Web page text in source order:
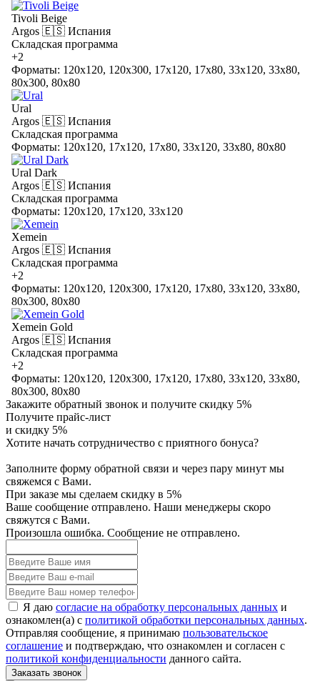
Tivoli Beige
Argos 🇪🇸 Испания
Складская программа
+2
Форматы: 120x120, 120x300, 17x120, 17x80, 33x120, 33x80,
80x300, 80x80
Ural
Argos 🇪🇸 Испания
Складская программа
Форматы: 120x120, 17x120, 17x80, 33x120, 33x80, 80x80
Ural Dark
Argos 🇪🇸 Испания
Складская программа
Форматы: 120x120, 17x120, 33x120
Xemein
Argos 🇪🇸 Испания
Складская программа
+2
Форматы: 120x120, 120x300, 17x120, 17x80, 33x120, 33x80,
80x300, 80x80
Xemein Gold
Argos 🇪🇸 Испания
Складская программа
+2
Форматы: 120x120, 120x300, 17x120, 17x80, 33x120, 33x80,
80x300, 80x80
Закажите обратный звонок и получите скидку 5%
Получите прайс-лист
и скидку 5%
Хотите начать сотрудничество с приятного бонуса?
Заполните форму обратной связи и через пару минут мы
свяжемся с Вами.
При заказе мы сделаем скидку в 5%
Ваше сообщение отправлено. Наши менеджеры скоро
свяжутся с Вами.
Произошла ошибка. Сообщение не отправлено.
Я даю согласие на обработку персональных данных и
ознакомлен(а) с политикой обработки персональных данных.
Отправляя сообщение, я принимаю пользовательское
соглашение и подтверждаю, что ознакомлен и согласен с
политикой конфиденциальности данного сайта.
Заказать звонок